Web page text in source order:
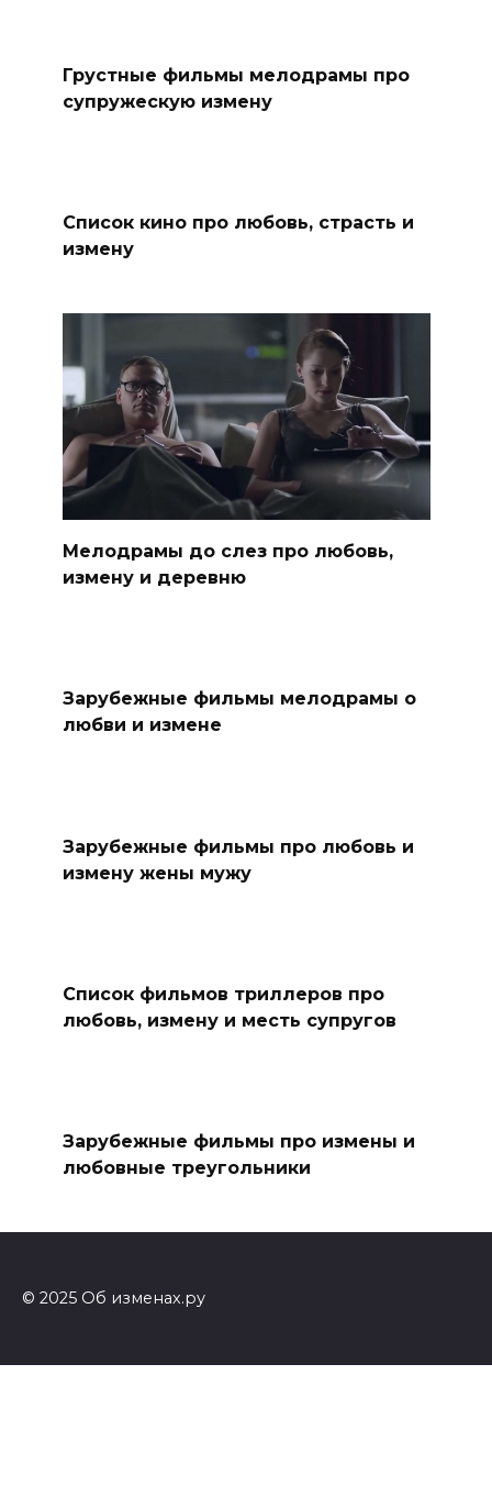
Грустные фильмы мелодрамы про
супружескую измену
Список кино про любовь, страсть и
измену
Мелодрамы до слез про любовь,
измену и деревню
Зарубежные фильмы мелодрамы о
любви и измене
Зарубежные фильмы про любовь и
измену жены мужу
Список фильмов триллеров про
любовь, измену и месть супругов
Зарубежные фильмы про измены и
любовные треугольники
© 2025 Об изменах.ру